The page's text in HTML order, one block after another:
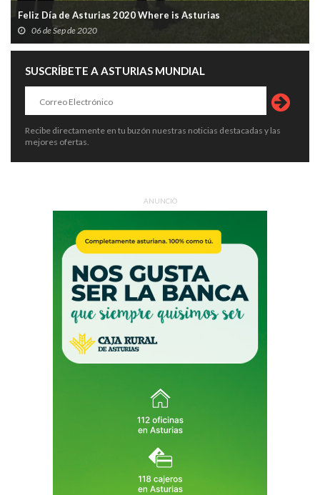
Feliz Día de Asturias 2020 Where is Asturias
06 de Sep de 2020
SUSCRÍBETE A ASTURIAS MUNDIAL
Recibe directamente en tu buzón nuestras noticias destacadas y las
mejores ofertas.
ANUNCIO